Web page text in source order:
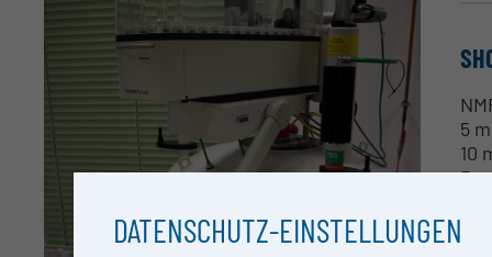
5
10
DATENSCHUTZ-EINSTELLUNGEN